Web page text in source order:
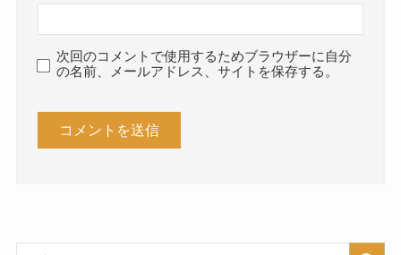
次回のコメントで使用するためブラウザーに自分
の名前、メールアドレス、サイトを保存する。